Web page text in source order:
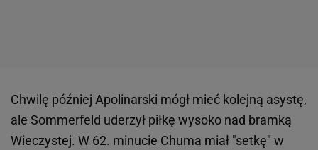
Chwilę później Apolinarski mógł mieć kolejną asystę,
ale Sommerfeld uderzył piłkę wysoko nad bramką
Wieczystej. W 62. minucie Chuma miał "setkę" w